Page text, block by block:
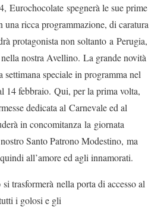
Eurochocolate spegnerà le sue prime
una ricca programmazione, di caratura
protagonista non soltanto a Perugia,
nostra Avellino. La grande novità
settimana speciale in programma nel
14 febbraio. Qui, per la prima volta,
dedicata al Carnevale ed al
in concomitanza la giornata
Santo Patrono Modestino, ma
all’amore ed agli innamorati.
trasformerà nella porta di accesso al
i golosi e gli